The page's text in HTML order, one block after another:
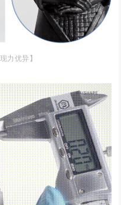
力优异】